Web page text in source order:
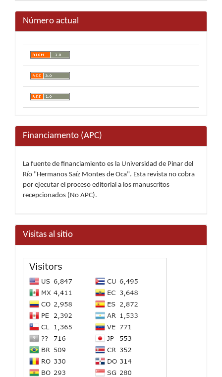
Número actual
Financiamento (APC)
La fuente de financiamiento es la Universidad de Pinar del
Río "Hermanos Saíz Montes de Oca". Esta revista no cobra
por ejecutar el proceso editorial a los manuscritos
recepcionados (No APC).
Visitas al sitio